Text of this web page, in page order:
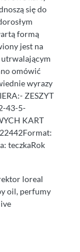
się do
formą
jest na
utrwalającym
omówić
wyrazy
ZESZYT
43-5-
KART
teczkaRok
loreal
oil, perfumy